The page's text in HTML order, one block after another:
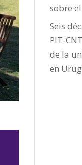
sobre
Seis
PIT-
de la
en